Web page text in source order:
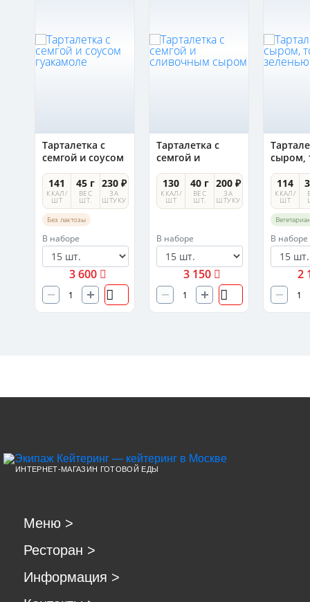
Тарталетка с
семгой и соусом
гуакамоле
141
ККАЛ/
ШТ
45 г
ВЕС
ШТ.
230 ₽
ЗА
ШТУКУ
Без лактозы
В наборе
3 600
Тарталетка с
семгой и
сливочным
сыром
130
ККАЛ/
ШТ
40 г
ВЕС
ШТ.
200 ₽
ЗА
ШТУКУ
В наборе
3 150
сыром,
и
114
ККАЛ/
ШТ
В наборе
2
ИНТЕРНЕТ-МАГАЗИН ГОТОВОЙ ЕДЫ
Меню >
Ресторан >
Информация >